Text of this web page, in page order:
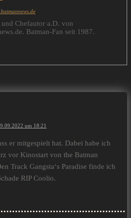
Chefautor a.D. von
Batman-Fan seit 1987.
um 18:21
er mitgespielt hat. Dabei habe ich
vor Kinostart von the Batman
Track Gangsta‘s Paradise finde ich
RIP Coolio.